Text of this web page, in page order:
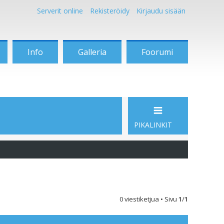
Serverit online Rekisteröidy Kirjaudu sisään
Info Galleria Foorumi
PIKALINKIT
0 viestiketjua • Sivu 1/1